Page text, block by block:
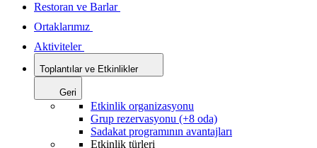
Restoran ve Barlar
Ortaklarımız
Aktiviteler
Toplantılar ve Etkinlikler
Geri
Etkinlik organizasyonu
Grup rezervasyonu (+8 oda)
Sadakat programının avantajları
Etkinlik türleri